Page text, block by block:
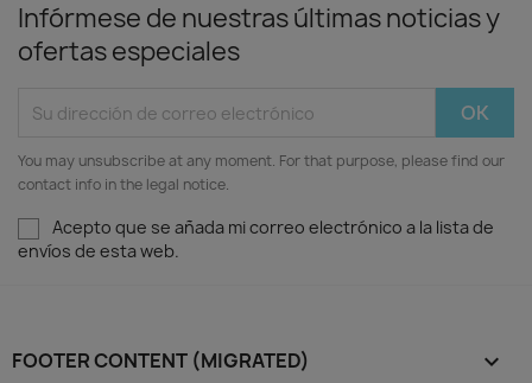
Infórmese de nuestras últimas noticias y
ofertas especiales
You may unsubscribe at any moment. For that purpose, please find our
contact info in the legal notice.
Acepto que se añada mi correo electrónico a la lista de
envíos de esta web.
FOOTER CONTENT (MIGRATED) 